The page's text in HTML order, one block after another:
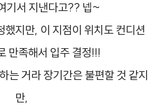
기서 지낸다고??​ 넵~
했지만, 이 지점이 위치도 컨디션
만족해서 입주 결정!!!
는 거라 장기간은 불편할 것 같지
만,